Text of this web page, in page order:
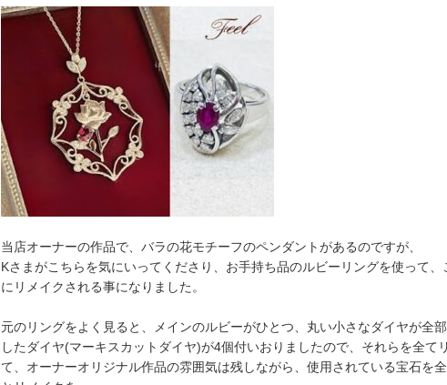
当店オーナーの作品で、バラの花モチーフのペンダントがあるのですが、
Kさまがこちらを気にいってくださり、お手持ち品のルビーリングを使って、
にリメイクされる事になりました。
元のリングをよく見ると、メインのルビーがひとつ、丸い小さなダイヤが全
したダイヤ(マーキスカットダイヤ)が4個付いおりましたので、それらを全て
て、オーナーオリジナル作品の雰囲気は残しながら、使用されている宝石を